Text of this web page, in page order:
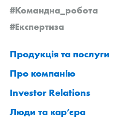
#Командна_робота
#Експертиза
Продукція та послуги
Про компанію
Investor Relations
Люди та кар’єра